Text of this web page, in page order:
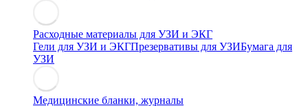
Расходные материалы для УЗИ и ЭКГ
Гели для УЗИ и ЭКГПрезервативы для УЗИБумага для
УЗИ
Медицинские бланки, журналы